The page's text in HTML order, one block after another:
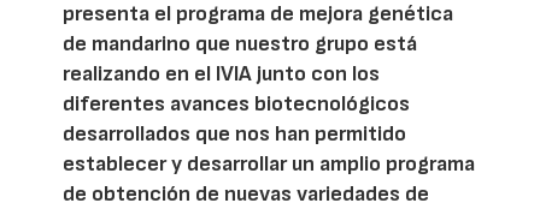
presenta el programa de mejora genética
de mandarino que nuestro grupo está
realizando en el IVIA junto con los
diferentes avances biotecnológicos
desarrollados que nos han permitido
establecer y desarrollar un amplio programa
de obtención de nuevas variedades de